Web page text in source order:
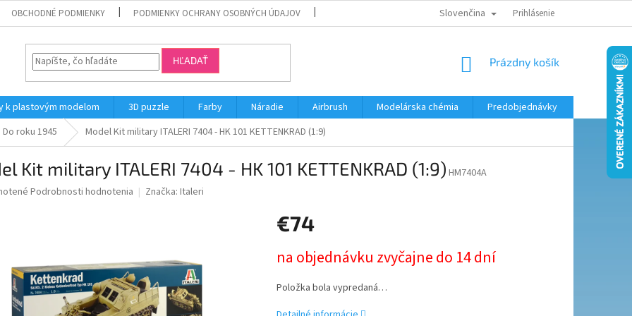
OBCHODNÉ PODMIENKY PODMIENKY OCHRANY OSOBNÝCH ÚDAJOV MODELÁRSKY KRÚŽOK
Slovenčina Prihlásenie
HĽADAŤ
NÁKUPNÝ
Prázdny košík
k plastovým modelom 3D puzzle Farby Náradie Airbrush Modelárska chémia
Predobjednávky
Do roku 1945 Model Kit military ITALERI 7404 - HK 101 KETTENKRAD (1:9)
Kit military ITALERI 7404 - HK 101 KETTENKRAD (1:9) HM7404A
Podrobnosti hodnotenia Značka: Italeri
€74
cena:
na objednávku zvyčajne do 14 dní
Položka bola vypredaná…